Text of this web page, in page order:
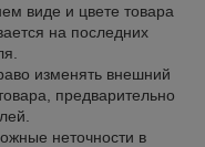
виде и цвете товара
на последних
изменять внешний
предварительно
неточности в